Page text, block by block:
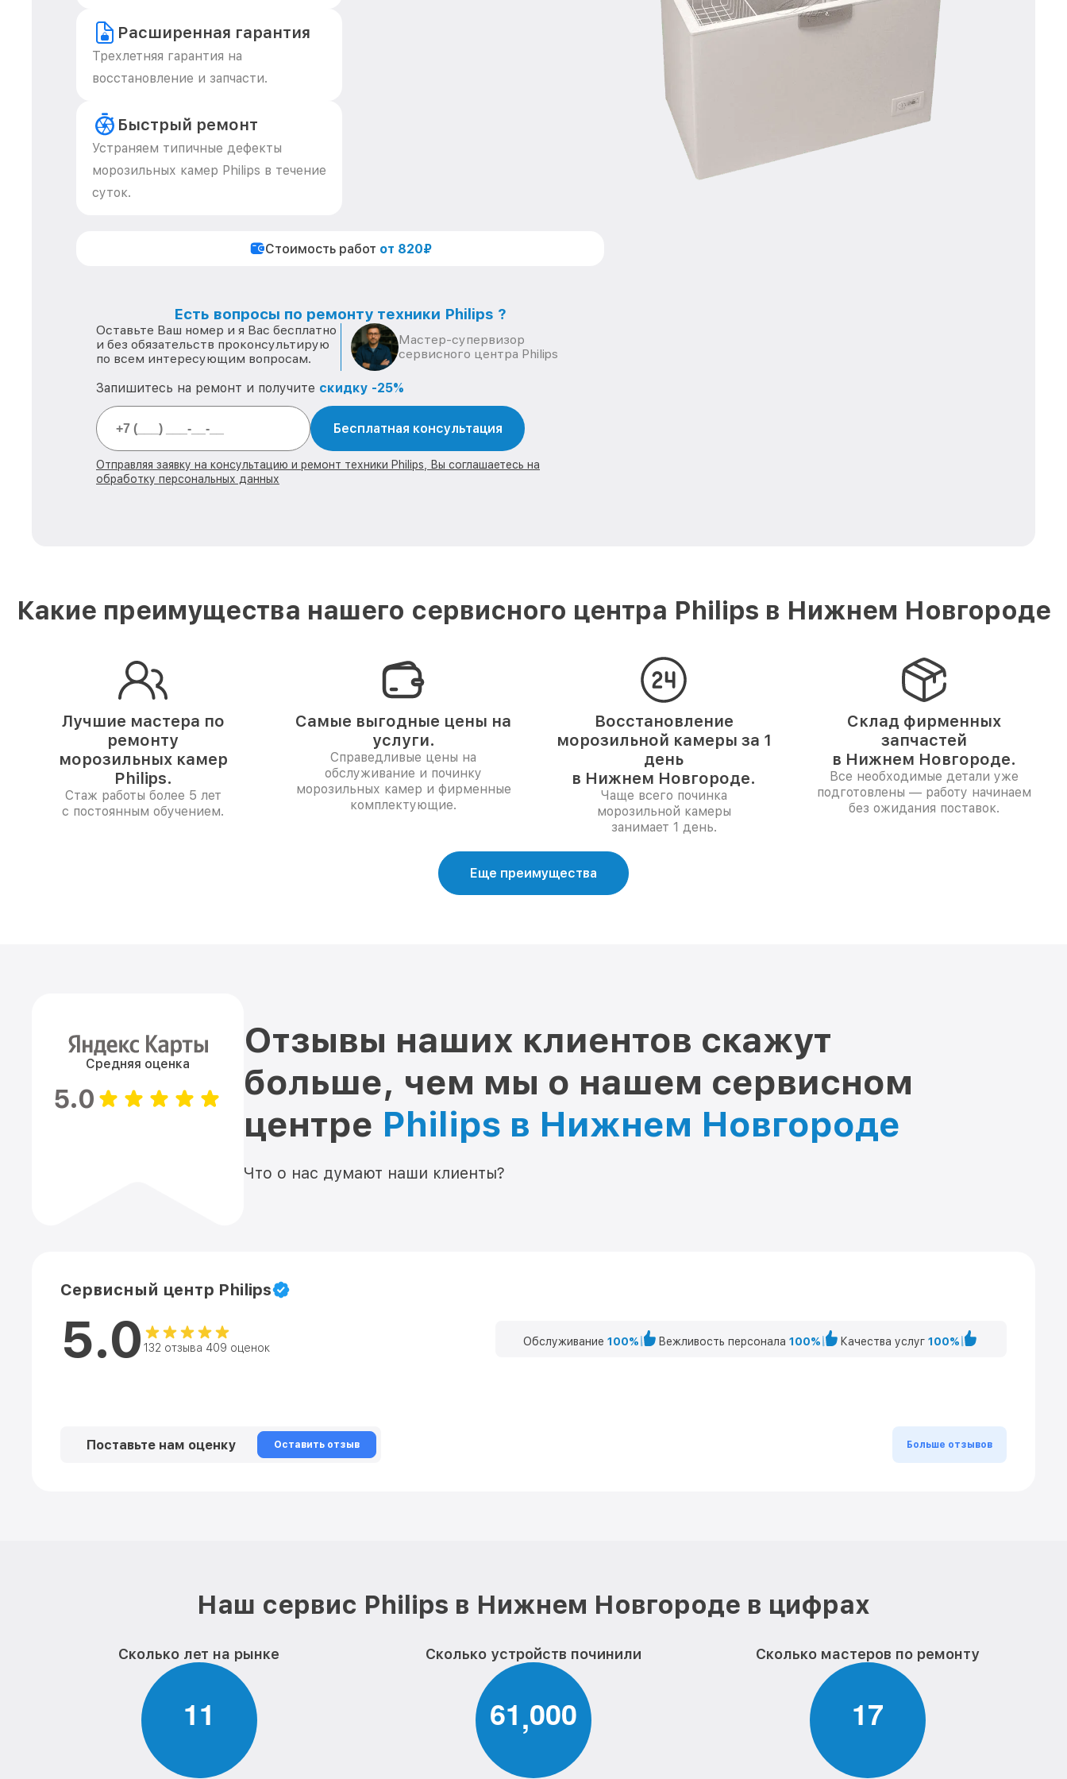
Расширенная гарантия
Трехлетняя гарантия на
восстановление и запчасти.
Быстрый ремонт
Устраняем типичные дефекты
морозильных камер Philips в течение
суток.
Стоимость работ от 820₽
Есть вопросы по ремонту техники Philips ?
Оставьте Ваш номер и я Вас бесплатно
и без обязательств проконсультирую
по всем интересующим вопросам.
Мастер-супервизор
сервисного центра Philips
Запишитесь на ремонт и получите скидку -25%
Бесплатная консультация
Отправляя заявку на консультацию и ремонт техники Philips, Вы соглашаетесь на
обработку персональных данных
Какие преимущества нашего сервисного центра Philips в Нижнем Новгороде
Лучшие мастера по
ремонту
морозильных камер
Philips.
Стаж работы более 5 лет
с постоянным обучением.
Самые выгодные цены на
услуги.
Справедливые цены на
обслуживание и починку
морозильных камер и фирменные
комплектующие.
Восстановление
морозильной камеры за 1
день
в Нижнем Новгороде.
Чаще всего починка
морозильной камеры
занимает 1 день.
Склад фирменных
запчастей
в Нижнем Новгороде.
Все необходимые детали уже
подготовлены — работу начинаем
без ожидания поставок.
Еще преимущества
Средняя оценка
5.0
Отзывы наших клиентов скажут
больше, чем мы о нашем сервисном
центре Philips в Нижнем Новгороде
Что о нас думают наши клиенты?
Сервисный центр Philips
5.0 132 отзыва 409 оценок Обслуживание 100% Вежливость персонала 100% Качества услуг 100%
Поставьте нам оценку Оставить отзыв Больше отзывов
Наш сервис Philips в Нижнем Новгороде в цифрах
Сколько лет на рынке
11
Сколько устройств починили
61,000
Сколько мастеров по ремонту
17